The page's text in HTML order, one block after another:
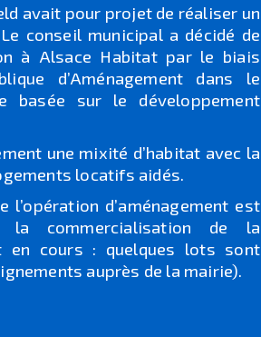
avait pour projet de réaliser un
conseil municipal a décidé de
à Alsace Habitat par le biais
d’Aménagement dans le
basée sur le développement
une mixité d’habitat avec la
locatifs aidés.
l’opération d’aménagement est
la commercialisation de la
en cours : quelques lots sont
auprès de la mairie).